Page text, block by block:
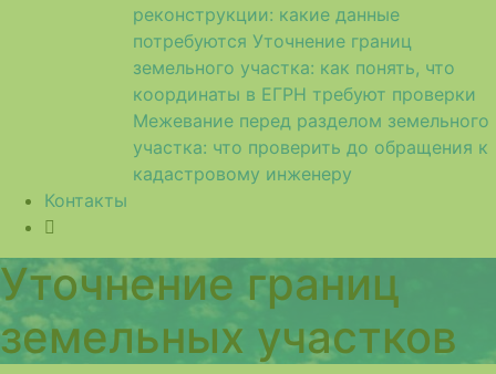
реконструкции: какие данные
потребуются Уточнение границ
земельного участка: как понять, что
координаты в ЕГРН требуют проверки
Межевание перед разделом земельного
участка: что проверить до обращения к
кадастровому инженеру
Контакты
Уточнение границ
земельных участков